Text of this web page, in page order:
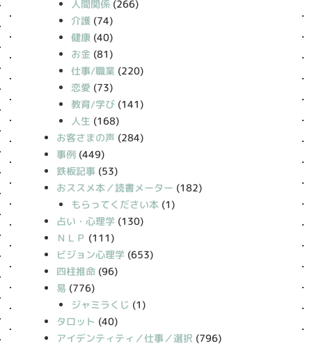
人間関係(266)
介護 (74)
健康(40)
お金(81)
仕事/職業 (220)
恋愛 (73)
教育/学び(141)
人生 (168)
お客さまの声 (284)
事例 (449)
鉄板記事 (53)
おススメ本／読書メーター (182)
もらってください本(1)
占い・心理学 (130)
ＮＬＰ (111)
ビジョン心理学 (653)
四柱推命 (96)
易 (776)
ジャミラくじ (1)
タロット (40)
アイデンティティ／仕事／選択 (796)